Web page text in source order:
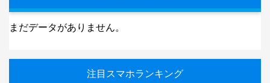
まだデータがありません。
注目スマホランキング